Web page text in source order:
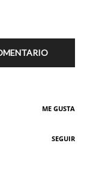
ME GUSTA
SEGUIR